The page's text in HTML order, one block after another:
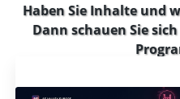
Haben Sie Inhalte und
Dann schauen Sie